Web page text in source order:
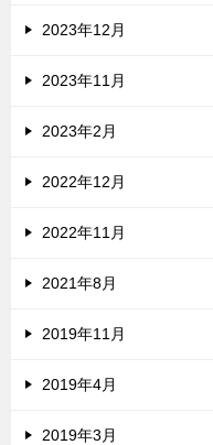
2023年12月
2023年11月
2023年2月
2022年12月
2022年11月
2021年8月
2019年11月
2019年4月
2019年3月